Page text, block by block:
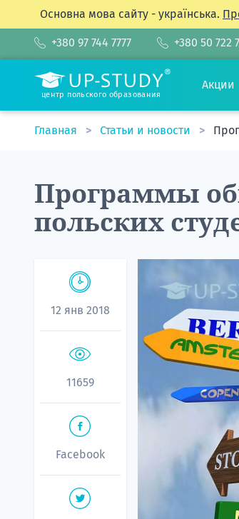
Основна мова сайту - українська.
+380 97 744 7777 +380 50 722
центр польского образования
Акции
Главная Статьи и новости
Программы
польских
12 янв 2018
11659
Facebook